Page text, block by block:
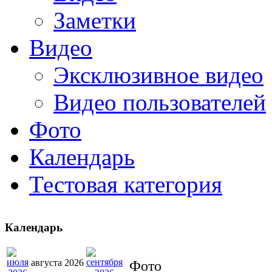
Заметки
Видео
Эксклюзивное видео
Видео пользователей
Фото
Календарь
Тестовая категория
Фото
Календарь
августа 2026